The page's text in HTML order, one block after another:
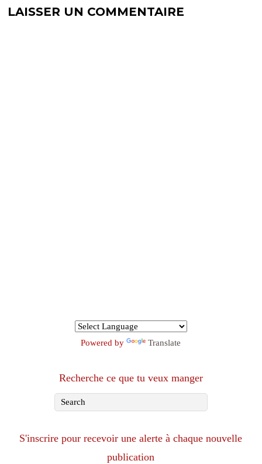
LAISSER UN COMMENTAIRE
Powered by Translate
Recherche ce que tu veux manger
S'inscrire pour recevoir une alerte à chaque nouvelle
publication